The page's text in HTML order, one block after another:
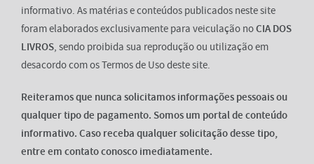
informativo. As matérias e conteúdos publicados neste site
foram elaborados exclusivamente para veiculação noCIA DOS
LIVROS, sendo proibida sua reprodução ou utilização em
desacordo com os Termos de Uso deste site.
Reiteramos que nunca solicitamos informações pessoais ou
qualquer tipo de pagamento. Somos um portal de conteúdo
informativo. Caso receba qualquer solicitação desse tipo,
entre em contato conosco imediatamente.